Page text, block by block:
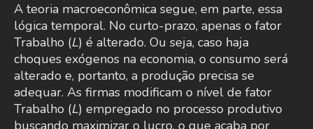
A teoria macroeconômica segue, em parte, essa
lógica temporal. No curto-prazo, apenas o fator
Trabalho (L) é alterado. Ou seja, caso haja
choques exógenos na economia, o consumo será
alterado e, portanto, a produção precisa se
adequar. As firmas modificam o nível de fator
Trabalho (L) empregado no processo produtivo